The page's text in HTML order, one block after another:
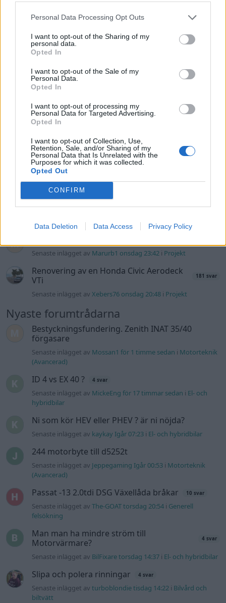
Personal Data Processing Opt Outs
I want to opt-out of the Sharing of my
personal data.
Opted In
I want to opt-out of the Sale of my
Personal Data.
Opted In
I want to opt-out of processing my
Personal Data for Targeted Advertising.
Opted In
I want to opt-out of Collection, Use,
Retention, Sale, and/or Sharing of my
Personal Data that Is Unrelated with the
Purposes for which it was collected.
Opted Out
CONFIRM
Data Deletion Data Access Privacy Policy
Manta b som ska räddas (kaross eller
delar sökes)
Huggern goes big block with 427 ZL-1!
Camaro som bruksbil?! 57 svar
Senaste inlägget av
Volkswagen split bus t1 1962 2559 svar
Senaste inlägget avDr_snuggels torsdag 21:09
Golf Mk2 16v Turbo
Senaste inlägget av
Vw 1956 oval prosjekt 11 svar
Senaste inlägget av jarleb torsdag 17:26i Projekt
Senaste inlägget av Marurb1 onsdag 23:42 i Projekt
Renovering av en Honda Civic Aerodeck
VTi
181 svar
Senaste inlägget avXebers76 onsdag 20:48 i Projekt
Nyaste forumtrådarna
Bestyckningsfundering. Zenith INAT 35/40
förgasare
Senaste inlägget av Mossan1 för 1 timme sedan i Motorteknik
(Avancerad)
ID 4 vs EX 40 ? 4 svar
Senaste inlägget av MickeEng för 17 timmar sedan i El- och
hybridbilar
Ni som kör HEV eller PHEV ? är ni nöjda?
Senaste inlägget av kaykay Igår 07:23 i El- och hybridbilar
244 motorbyte till d5252t
Senaste inlägget av Jeppegaming Igår 00:53 i Motorteknik
(Avancerad)
Passat -13 2.0tdi DSG Växellåda bråkar 10 svar
Senaste inlägget avThe-GOAT torsdag 20:54 i Generell
felsökning
Man man ha mindre ström till
Motorvärmare?
4 svar
Senaste inlägget av BilFixare torsdag 14:37 i El- och hybridbilar
Slipa och polera rinningar 4 svar
Senaste inlägget avturboblondie tisdag 14:22 i Bilvård och
biltvätt